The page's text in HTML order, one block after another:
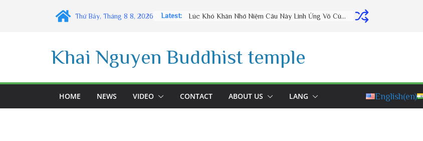
Thứ Bảy, Tháng 8 8, 2026 Latest: Thờ Cúng Đúng Cách Phúc Lộc Đầy Nhà (vấn đáp rất hay) – Thầy Thích Đạo Thịnh
Khai Nguyen Buddhist temple
HOME NEWS VIDEO CONTACT ABOUT US LANG English(en)